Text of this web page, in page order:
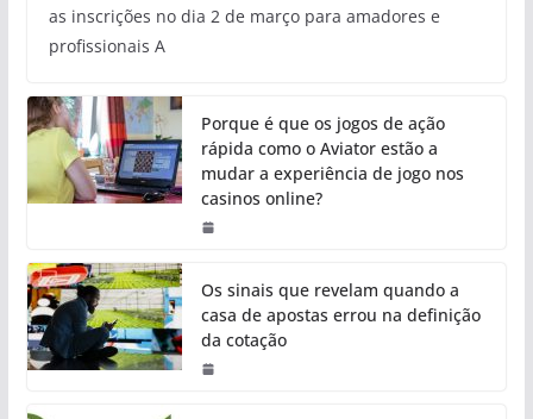
as inscrições no dia 2 de março para amadores e
profissionais A
Porque é que os jogos de ação
rápida como o Aviator estão a
mudar a experiência de jogo nos
casinos online?
Os sinais que revelam quando a
casa de apostas errou na definição
da cotação